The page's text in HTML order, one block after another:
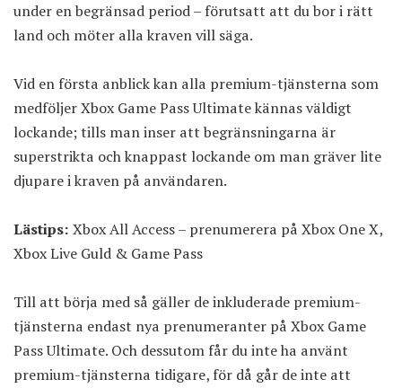
under en begränsad period – förutsatt att du bor i rätt
land och möter alla kraven vill säga.
Vid en första anblick kan alla premium-tjänsterna som
medföljer Xbox Game Pass Ultimate kännas väldigt
lockande; tills man inser att begränsningarna är
superstrikta och knappast lockande om man gräver lite
djupare i kraven på användaren.
Lästips: Xbox All Access – prenumerera på Xbox One X,
Xbox Live Guld & Game Pass
Till att börja med så gäller de inkluderade premium-
tjänsterna endast nya prenumeranter på Xbox Game
Pass Ultimate. Och dessutom får du inte ha använt
premium-tjänsterna tidigare, för då går de inte att